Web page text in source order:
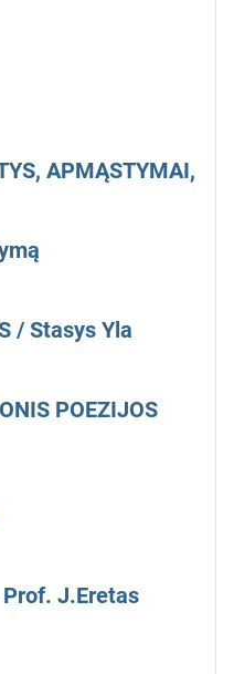
APMĄSTYMAI,
/ Stasys Yla
POEZIJOS
J.Eretas